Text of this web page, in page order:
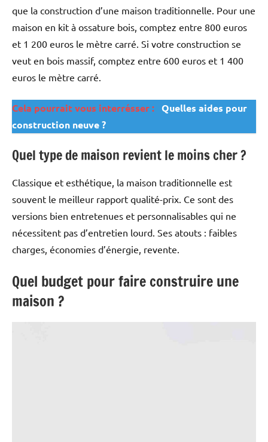
que la construction d’une maison traditionnelle. Pour une
maison en kit à ossature bois, comptez entre 800 euros
et 1 200 euros le mètre carré. Si votre construction se
veut en bois massif, comptez entre 600 euros et 1 400
euros le mètre carré.
Cela pourrait vous interrésser : Quelles aides pour
construction neuve ?
Quel type de maison revient le moins cher ?
Classique et esthétique, la maison traditionnelle est
souvent le meilleur rapport qualité-prix. Ce sont des
versions bien entretenues et personnalisables qui ne
nécessitent pas d’entretien lourd. Ses atouts : faibles
charges, économies d’énergie, revente.
Quel budget pour faire construire une
maison ?